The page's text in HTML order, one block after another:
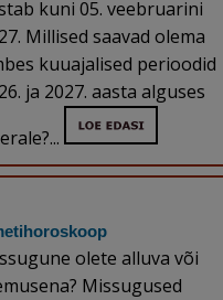
kuni 05. veebruarini
Millised saavad olema
kuuajalised perioodid
ja 2027. aasta alguses
olete alluva või
Missugused